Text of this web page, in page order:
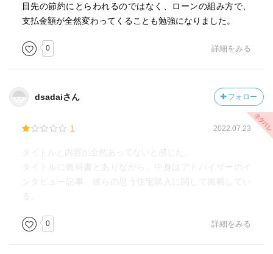
スがほとんど。つまり、頭金を入れて借入額を少なくする
と、控除額も少なくなってしまうのです。
また、住宅ローンの金利は1%以下なのですから、手持ちの
るのはよくないから、できるだけ借りる金額を減らす」と
いう考えは、住宅ローンの金利が高かったころの考えなの
です。さらに、お子さんが小さいうちは、死亡保障の金額
う。
p125
住宅ローン控除額を固定資産税が上回ることは、よくある
目先の節約にとらわれるのではなく、ローンの組み方で、
支払金額が全然変わってくることも勉強になりました。
0 詳細をみる
dsadaiさん フォロー
1 2022.07.23
タイトルと内容が全然あってないと感じた。
タイトルに教科書とありながら、中身はアドバイザーのイ
ンタビュー記事、彼らの思う住宅購入に関して掲載してい
る。
0 詳細をみる